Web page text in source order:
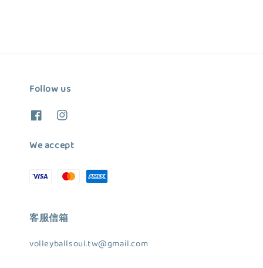
Follow us
We accept
客服信箱
volleyballsoul.tw@gmail.com